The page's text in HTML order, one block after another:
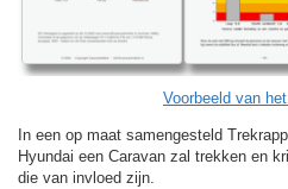
Voorbeeld van
In een op maat samengesteld
Hyundai een Caravan zal trekken en
die van invloed zijn.